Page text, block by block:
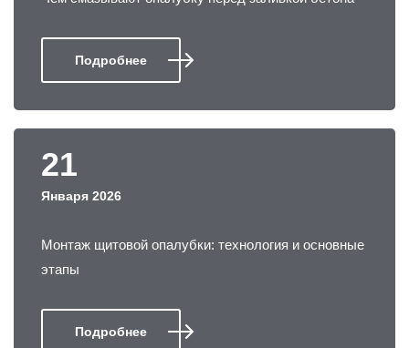
Подробнее
21
Января 2026
Монтаж щитовой опалубки: технология и основные
этапы
Подробнее